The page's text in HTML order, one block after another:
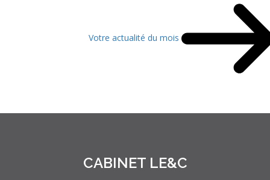
Votre actualité du mois
CABINET LE&C